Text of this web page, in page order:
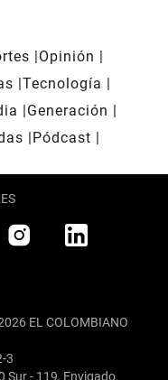
Opinión
Tecnología
Generación
Pódcast
EL COLOMBIANO
3
Sur - 119, Envigado,